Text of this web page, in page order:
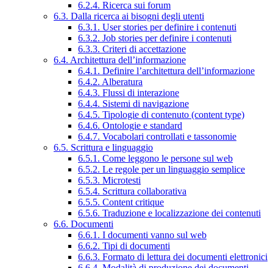
6.2.4. Ricerca sui forum
6.3. Dalla ricerca ai bisogni degli utenti
6.3.1. User stories per definire i contenuti
6.3.2. Job stories per definire i contenuti
6.3.3. Criteri di accettazione
6.4. Architettura dell’informazione
6.4.1. Definire l’architettura dell’informazione
6.4.2. Alberatura
6.4.3. Flussi di interazione
6.4.4. Sistemi di navigazione
6.4.5. Tipologie di contenuto (content type)
6.4.6. Ontologie e standard
6.4.7. Vocabolari controllati e tassonomie
6.5. Scrittura e linguaggio
6.5.1. Come leggono le persone sul web
6.5.2. Le regole per un linguaggio semplice
6.5.3. Microtesti
6.5.4. Scrittura collaborativa
6.5.5. Content critique
6.5.6. Traduzione e localizzazione dei contenuti
6.6. Documenti
6.6.1. I documenti vanno sul web
6.6.2. Tipi di documenti
6.6.3. Formato di lettura dei documenti elettronici